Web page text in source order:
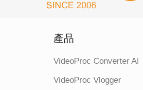
產品
VideoProc Converter AI
VideoProc Vlogger